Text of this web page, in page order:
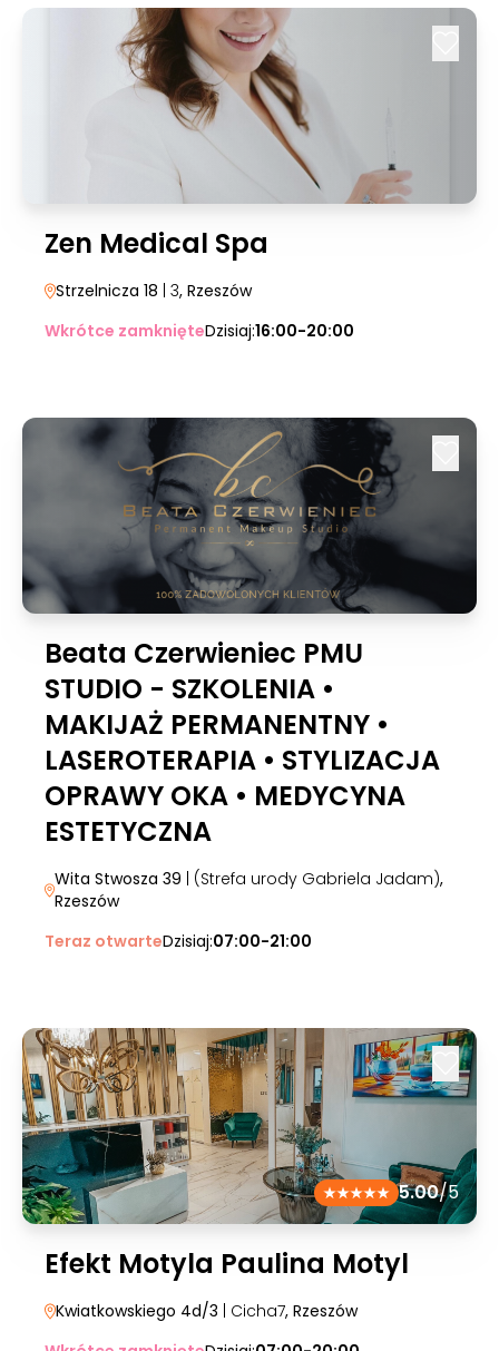
Zen Medical Spa
Strzelnicza 18 | 3, Rzeszów
Wkrótce zamknięteDzisiaj:16:00-20:00
Beata Czerwieniec PMU
STUDIO - SZKOLENIA •
MAKIJAŻ PERMANENTNY •
LASEROTERAPIA • STYLIZACJA
OPRAWY OKA • MEDYCYNA
ESTETYCZNA
Wita Stwosza 39 | (Strefa urody Gabriela Jadam),
Rzeszów
Teraz otwarteDzisiaj:07:00-21:00
5.00/5
Efekt Motyla Paulina Motyl
Kwiatkowskiego 4d/3 | Cicha7, Rzeszów